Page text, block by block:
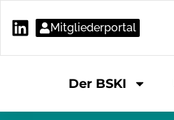
Mitgliederportal
Der BSKI